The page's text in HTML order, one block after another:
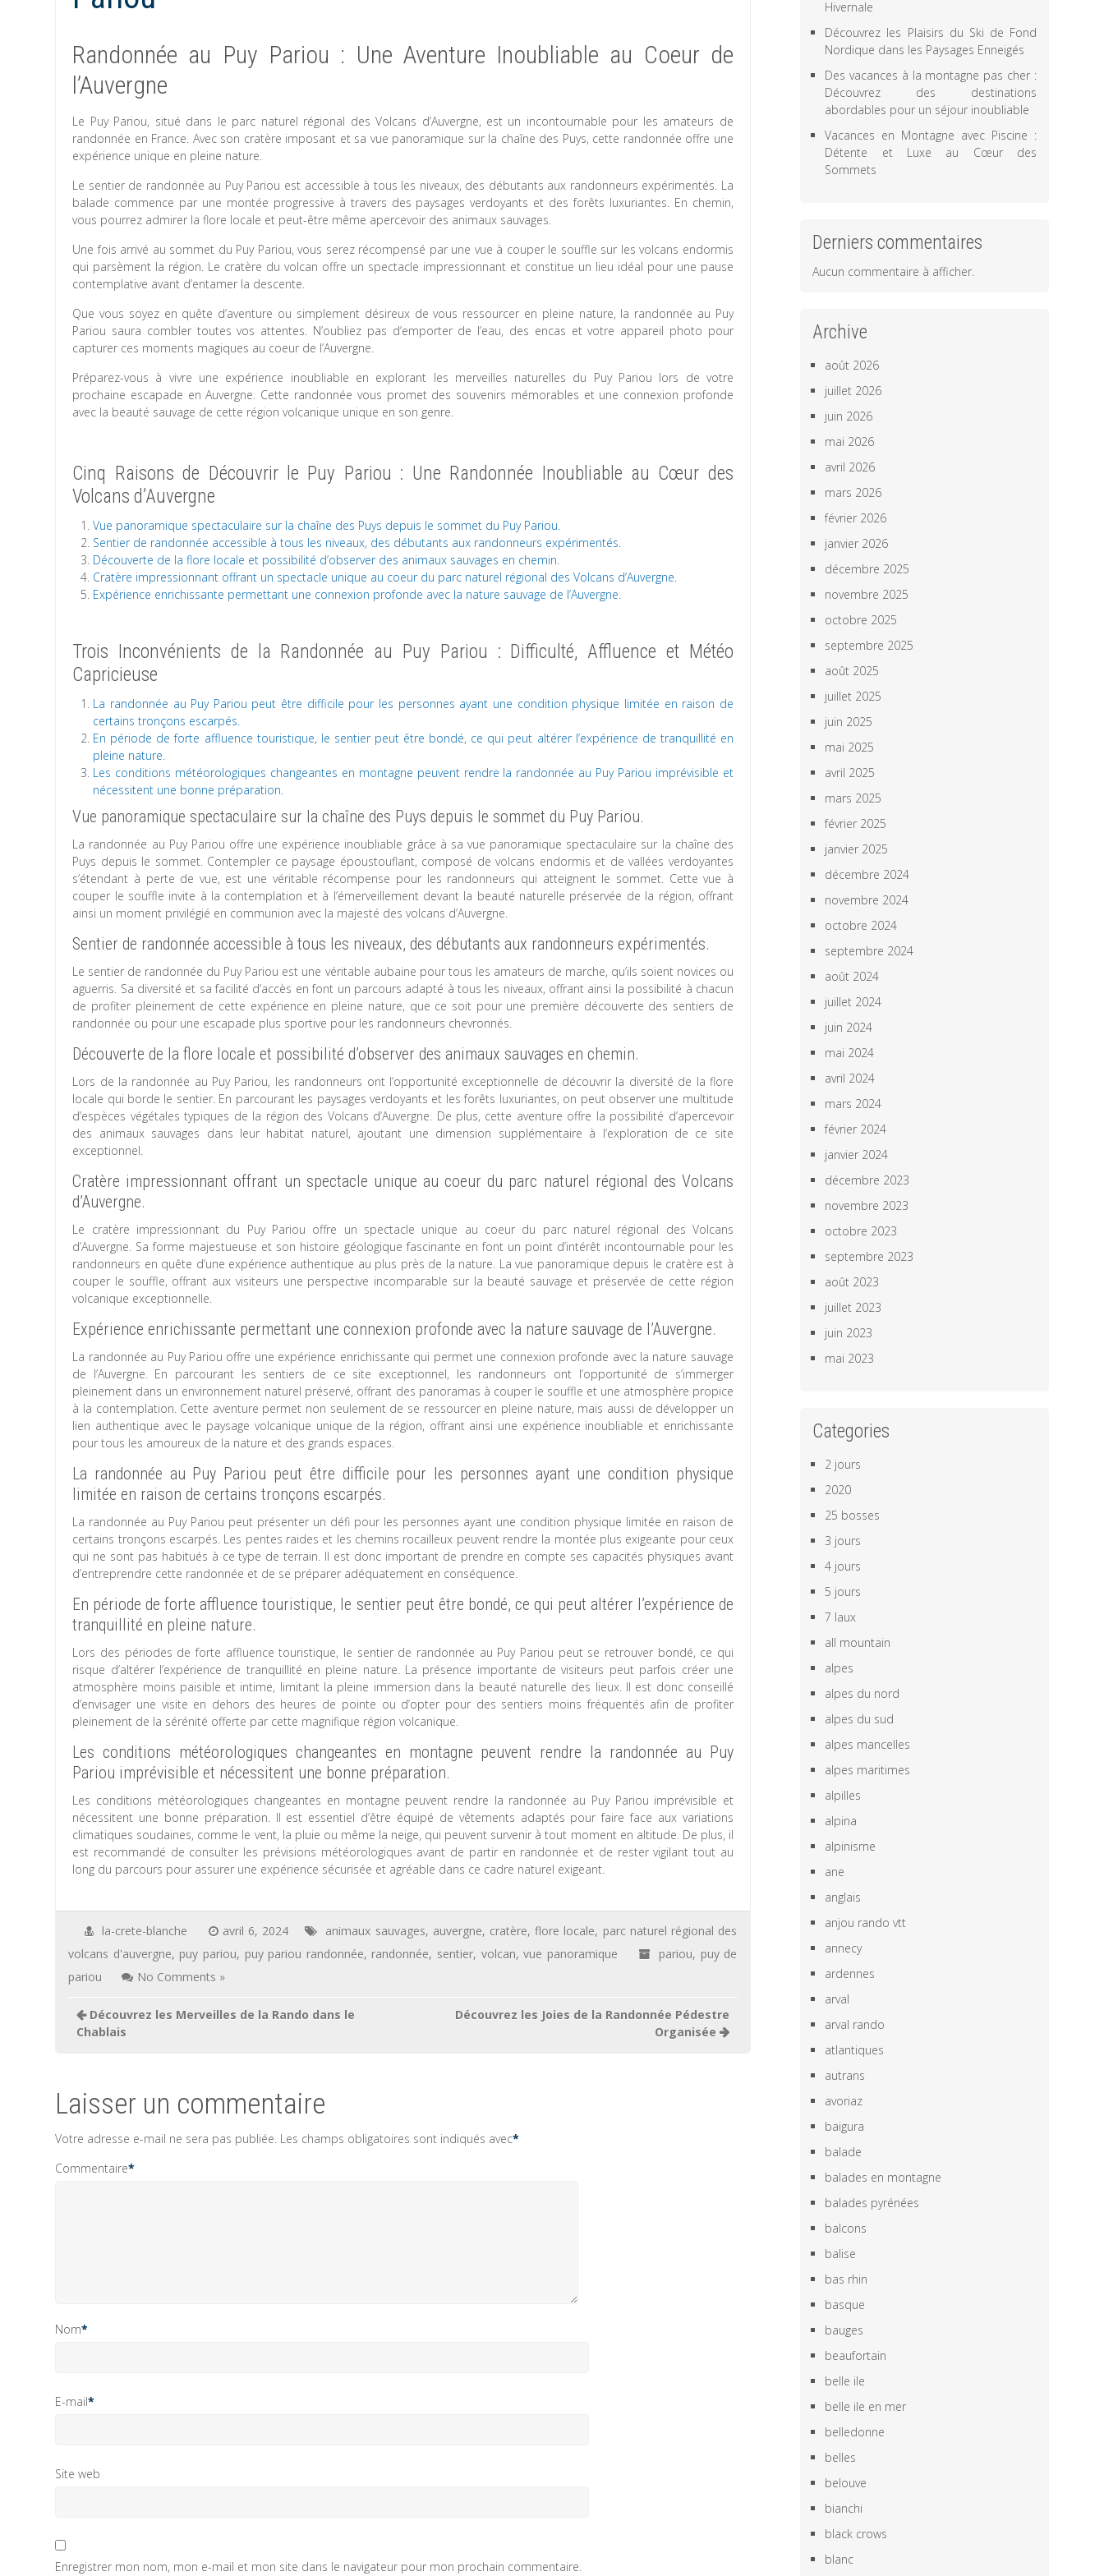
Randonnée au Puy Pariou : Une Aventure Inoubliable au Coeur de
l’Auvergne
Le Puy Pariou, situé dans le parc naturel régional des Volcans d’Auvergne, est un incontournable pour les amateurs de
randonnée en France. Avec son cratère imposant et sa vue panoramique sur la chaîne des Puys, cette randonnée offre une
expérience unique en pleine nature.
Le sentier de randonnée au Puy Pariou est accessible à tous les niveaux, des débutants aux randonneurs expérimentés. La
balade commence par une montée progressive à travers des paysages verdoyants et des forêts luxuriantes. En chemin,
vous pourrez admirer la flore locale et peut-être même apercevoir des animaux sauvages.
Une fois arrivé au sommet du Puy Pariou, vous serez récompensé par une vue à couper le souffle sur les volcans endormis
qui parsèment la région. Le cratère du volcan offre un spectacle impressionnant et constitue un lieu idéal pour une pause
contemplative avant d’entamer la descente.
Que vous soyez en quête d’aventure ou simplement désireux de vous ressourcer en pleine nature, la randonnée au Puy
Pariou saura combler toutes vos attentes. N’oubliez pas d’emporter de l’eau, des encas et votre appareil photo pour
capturer ces moments magiques au coeur de l’Auvergne.
Préparez-vous à vivre une expérience inoubliable en explorant les merveilles naturelles du Puy Pariou lors de votre
prochaine escapade en Auvergne. Cette randonnée vous promet des souvenirs mémorables et une connexion profonde
avec la beauté sauvage de cette région volcanique unique en son genre.
Cinq Raisons de Découvrir le Puy Pariou : Une Randonnée Inoubliable au Cœur des
Volcans d’Auvergne
Vue panoramique spectaculaire sur la chaîne des Puys depuis le sommet du Puy Pariou.
Sentier de randonnée accessible à tous les niveaux, des débutants aux randonneurs expérimentés.
Découverte de la flore locale et possibilité d’observer des animaux sauvages en chemin.
Cratère impressionnant offrant un spectacle unique au coeur du parc naturel régional des Volcans d’Auvergne.
Expérience enrichissante permettant une connexion profonde avec la nature sauvage de l’Auvergne.
Trois Inconvénients de la Randonnée au Puy Pariou : Difficulté, Affluence et Météo
Capricieuse
La randonnée au Puy Pariou peut être difficile pour les personnes ayant une condition physique limitée en raison de
certains tronçons escarpés.
En période de forte affluence touristique, le sentier peut être bondé, ce qui peut altérer l’expérience de tranquillité en
pleine nature.
Les conditions météorologiques changeantes en montagne peuvent rendre la randonnée au Puy Pariou imprévisible et
nécessitent une bonne préparation.
Vue panoramique spectaculaire sur la chaîne des Puys depuis le sommet du Puy Pariou.
La randonnée au Puy Pariou offre une expérience inoubliable grâce à sa vue panoramique spectaculaire sur la chaîne des
Puys depuis le sommet. Contempler ce paysage époustouflant, composé de volcans endormis et de vallées verdoyantes
s’étendant à perte de vue, est une véritable récompense pour les randonneurs qui atteignent le sommet. Cette vue à
couper le souffle invite à la contemplation et à l’émerveillement devant la beauté naturelle préservée de la région, offrant
ainsi un moment privilégié en communion avec la majesté des volcans d’Auvergne.
Sentier de randonnée accessible à tous les niveaux, des débutants aux randonneurs expérimentés.
Le sentier de randonnée du Puy Pariou est une véritable aubaine pour tous les amateurs de marche, qu’ils soient novices ou
aguerris. Sa diversité et sa facilité d’accès en font un parcours adapté à tous les niveaux, offrant ainsi la possibilité à chacun
de profiter pleinement de cette expérience en pleine nature, que ce soit pour une première découverte des sentiers de
randonnée ou pour une escapade plus sportive pour les randonneurs chevronnés.
Découverte de la flore locale et possibilité d’observer des animaux sauvages en chemin.
Lors de la randonnée au Puy Pariou, les randonneurs ont l’opportunité exceptionnelle de découvrir la diversité de la flore
locale qui borde le sentier. En parcourant les paysages verdoyants et les forêts luxuriantes, on peut observer une multitude
d’espèces végétales typiques de la région des Volcans d’Auvergne. De plus, cette aventure offre la possibilité d’apercevoir
des animaux sauvages dans leur habitat naturel, ajoutant une dimension supplémentaire à l’exploration de ce site
exceptionnel.
Cratère impressionnant offrant un spectacle unique au coeur du parc naturel régional des Volcans
d’Auvergne.
Le cratère impressionnant du Puy Pariou offre un spectacle unique au coeur du parc naturel régional des Volcans
d’Auvergne. Sa forme majestueuse et son histoire géologique fascinante en font un point d’intérêt incontournable pour les
randonneurs en quête d’une expérience authentique au plus près de la nature. La vue panoramique depuis le cratère est à
couper le souffle, offrant aux visiteurs une perspective incomparable sur la beauté sauvage et préservée de cette région
volcanique exceptionnelle.
Expérience enrichissante permettant une connexion profonde avec la nature sauvage de l’Auvergne.
La randonnée au Puy Pariou offre une expérience enrichissante qui permet une connexion profonde avec la nature sauvage
de l’Auvergne. En parcourant les sentiers de ce site exceptionnel, les randonneurs ont l’opportunité de s’immerger
pleinement dans un environnement naturel préservé, offrant des panoramas à couper le souffle et une atmosphère propice
à la contemplation. Cette aventure permet non seulement de se ressourcer en pleine nature, mais aussi de développer un
lien authentique avec le paysage volcanique unique de la région, offrant ainsi une expérience inoubliable et enrichissante
pour tous les amoureux de la nature et des grands espaces.
La randonnée au Puy Pariou peut être difficile pour les personnes ayant une condition physique
limitée en raison de certains tronçons escarpés.
La randonnée au Puy Pariou peut présenter un défi pour les personnes ayant une condition physique limitée en raison de
certains tronçons escarpés. Les pentes raides et les chemins rocailleux peuvent rendre la montée plus exigeante pour ceux
qui ne sont pas habitués à ce type de terrain. Il est donc important de prendre en compte ses capacités physiques avant
d’entreprendre cette randonnée et de se préparer adéquatement en conséquence.
En période de forte affluence touristique, le sentier peut être bondé, ce qui peut altérer l’expérience de
tranquillité en pleine nature.
Lors des périodes de forte affluence touristique, le sentier de randonnée au Puy Pariou peut se retrouver bondé, ce qui
risque d’altérer l’expérience de tranquillité en pleine nature. La présence importante de visiteurs peut parfois créer une
atmosphère moins paisible et intime, limitant la pleine immersion dans la beauté naturelle des lieux. Il est donc conseillé
d’envisager une visite en dehors des heures de pointe ou d’opter pour des sentiers moins fréquentés afin de profiter
pleinement de la sérénité offerte par cette magnifique région volcanique.
Les conditions météorologiques changeantes en montagne peuvent rendre la randonnée au Puy
Pariou imprévisible et nécessitent une bonne préparation.
Les conditions météorologiques changeantes en montagne peuvent rendre la randonnée au Puy Pariou imprévisible et
nécessitent une bonne préparation. Il est essentiel d’être équipé de vêtements adaptés pour faire face aux variations
climatiques soudaines, comme le vent, la pluie ou même la neige, qui peuvent survenir à tout moment en altitude. De plus, il
est recommandé de consulter les prévisions météorologiques avant de partir en randonnée et de rester vigilant tout au
long du parcours pour assurer une expérience sécurisée et agréable dans ce cadre naturel exigeant.
la-crete-blanche avril 6, 2024 animaux sauvages, auvergne, cratère,flore locale, parc naturel régional des
volcans d'auvergne, puy pariou, puy pariou randonnée, randonnée, sentier, volcan,vue panoramique pariou, puy de
pariou
No Comments »
Navigation
de
Découvrez les Merveilles de la Rando dans le
Chablais
Découvrez les Joies de la Randonnée Pédestre
Organisée
Laisser un commentaire
Votre adresse e-mail ne sera pas publiée. Les champs obligatoires sont indiqués avec*
Commentaire*
Nom*
E-mail*
Site web
Enregistrer mon nom, mon e-mail et mon site dans le navigateur pour mon prochain commentaire.
Hivernale
Découvrez les Plaisirs du Ski de Fond
Nordique dans les Paysages Enneigés
Des vacances à la montagne pas cher :
Découvrez des destinations
abordables pour un séjour inoubliable
Vacances en Montagne avec Piscine :
Détente et Luxe au Cœur des
Sommets
Derniers commentaires
Aucun commentaire à afficher.
Archive
août 2026
juillet 2026
juin 2026
mai 2026
avril 2026
mars 2026
février 2026
janvier 2026
décembre 2025
novembre 2025
octobre 2025
septembre 2025
août 2025
juillet 2025
juin 2025
mai 2025
avril 2025
mars 2025
février 2025
janvier 2025
décembre 2024
novembre 2024
octobre 2024
septembre 2024
août 2024
juillet 2024
juin 2024
mai 2024
avril 2024
mars 2024
février 2024
janvier 2024
décembre 2023
novembre 2023
octobre 2023
septembre 2023
août 2023
juillet 2023
juin 2023
mai 2023
Categories
2 jours
2020
25 bosses
3 jours
4 jours
5 jours
7 laux
all mountain
alpes
alpes du nord
alpes du sud
alpes mancelles
alpes maritimes
alpilles
alpina
alpinisme
ane
anglais
anjou rando vtt
annecy
ardennes
arval
arval rando
atlantiques
autrans
avoriaz
baigura
balade
balades en montagne
balades pyrénées
balcons
balise
bas rhin
basque
bauges
beaufortain
belle ile
belle ile en mer
belledonne
belles
belouve
bianchi
black crows
blanc